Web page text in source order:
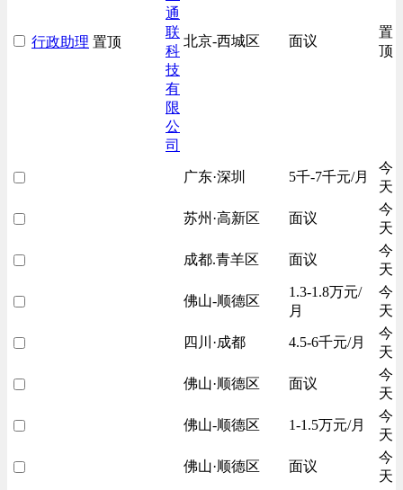
行政助理 置顶
通
联
科
技
有
限
公
司
北京-西城区 面议
置
顶
广东·深圳 5千-7千元/月
今
天
苏州·高新区 面议
今
天
成都.青羊区 面议
今
天
佛山-顺德区
1.3-1.8万元/
月
今
天
四川·成都 4.5-6千元/月
今
天
佛山·顺德区 面议
今
天
佛山-顺德区 1-1.5万元/月
今
天
佛山·顺德区 面议
今
天